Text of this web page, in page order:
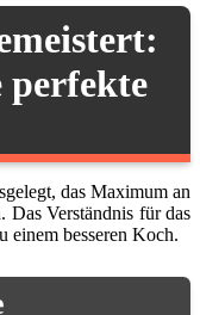
perfekte
das Maximum an
Das Verständnis für das
einem besseren Koch.